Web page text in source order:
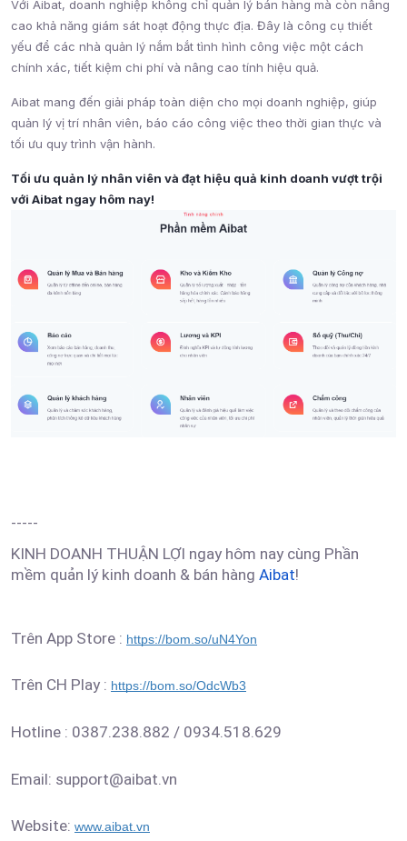
Với Aibat, doanh nghiệp không chỉ quản lý bán hàng mà còn nâng
cao khả năng giám sát hoạt động thực địa. Đây là công cụ thiết
yếu để các nhà quản lý nắm bắt tình hình công việc một cách
chính xác, tiết kiệm chi phí và nâng cao tính hiệu quả.
Aibat mang đến giải pháp toàn diện cho mọi doanh nghiệp, giúp
quản lý vị trí nhân viên, báo cáo công việc theo thời gian thực và
tối ưu quy trình vận hành.
Tối ưu quản lý nhân viên và đạt hiệu quả kinh doanh vượt trội
với Aibat ngay hôm nay!
-----
KINH DOANH THUẬN LỢI ngay hôm nay cùng Phần
mềm quản lý kinh doanh & bán hàng Aibat!
Trên App Store : https://bom.so/uN4Yon
Trên CH Play : https://bom.so/OdcWb3
Hotline : 0387.238.882 / 0934.518.629
Email: support@aibat.vn
Website: www.aibat.vn